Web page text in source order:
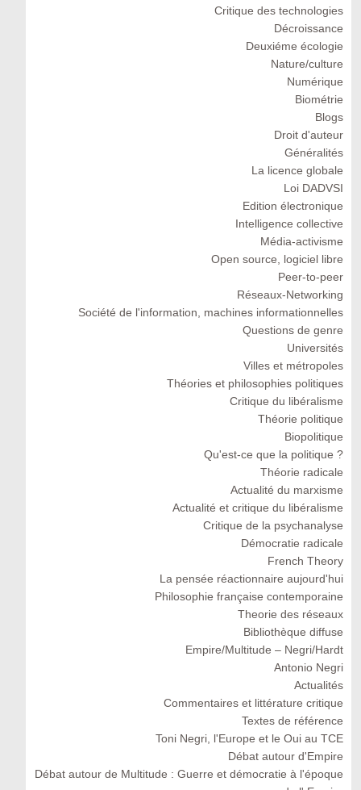
Critique des technologies
Décroissance
Deuxiéme écologie
Nature/culture
Numérique
Biométrie
Blogs
Droit d'auteur
Généralités
La licence globale
Loi DADVSI
Edition électronique
Intelligence collective
Média-activisme
Open source, logiciel libre
Peer-to-peer
Réseaux-Networking
Société de l'information, machines informationnelles
Questions de genre
Universités
Villes et métropoles
Théories et philosophies politiques
Critique du libéralisme
Théorie politique
Biopolitique
Qu'est-ce que la politique ?
Théorie radicale
Actualité du marxisme
Actualité et critique du libéralisme
Critique de la psychanalyse
Démocratie radicale
French Theory
La pensée réactionnaire aujourd'hui
Philosophie française contemporaine
Theorie des réseaux
Bibliothèque diffuse
Empire/Multitude – Negri/Hardt
Antonio Negri
Actualités
Commentaires et littérature critique
Textes de référence
Toni Negri, l'Europe et le Oui au TCE
Débat autour d'Empire
Débat autour de Multitude : Guerre et démocratie à l'époque